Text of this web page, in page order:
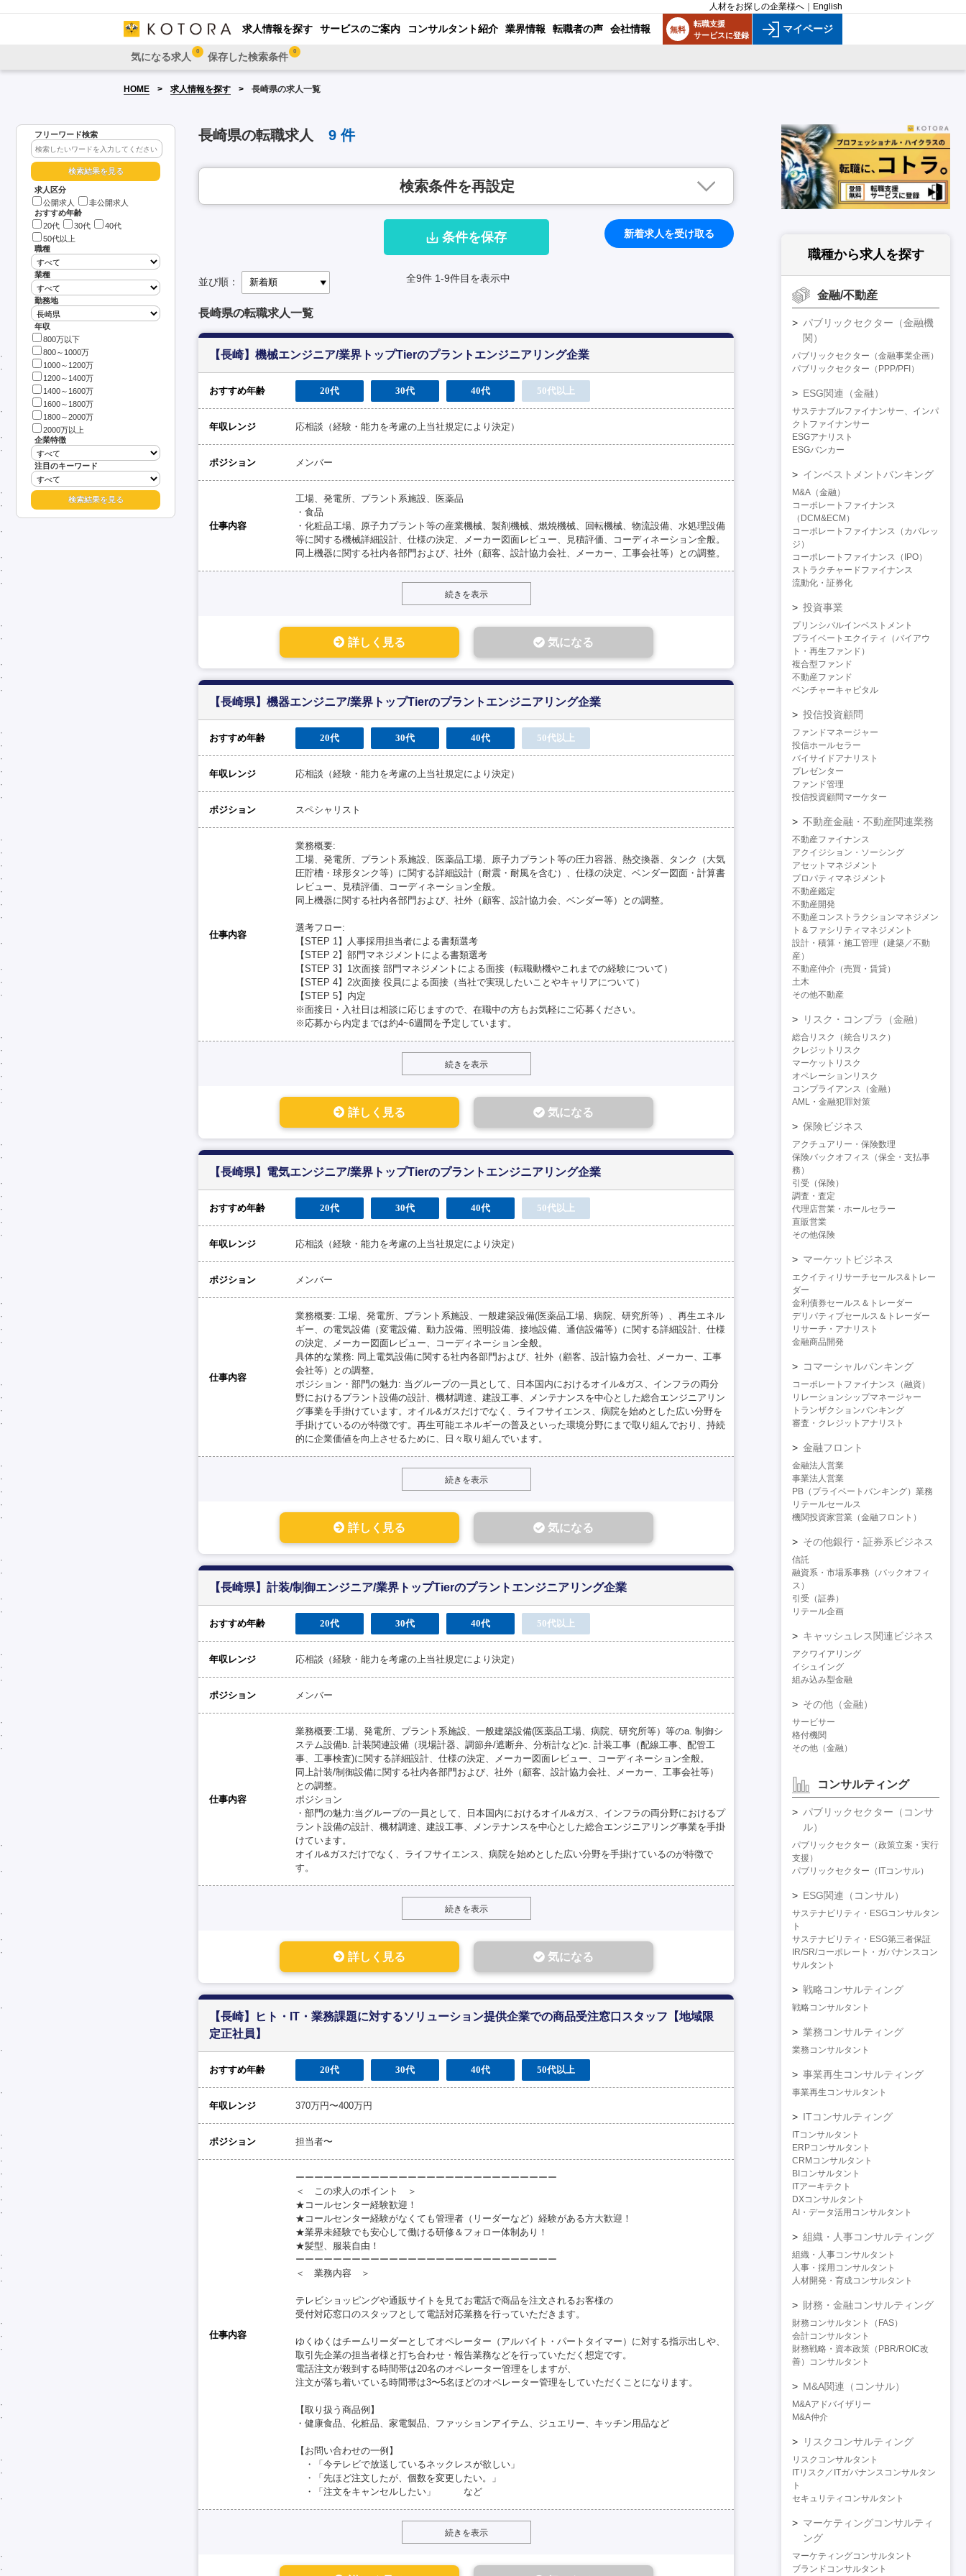
人材をお探しの企業様へ English
求人情報を探す サービスのご案内 コンサルタント紹介 業界情報 転職者の声 会社情報 無料
転職支援
サービスに登録
マイページ
気になる求人 0 保存した検索条件 0
HOME 求人情報を探す 長崎県の求人一覧
フリーワード検索
求人区分
公開求人
非公開求人
おすすめ年齢
20代
30代
40代
50代以上
職種
業種
勤務地
年収
800万以下
800～1000万
1000～1200万
1200～1400万
1400～1600万
1600～1800万
1800～2000万
2000万以上
企業特徴
注目のキーワード
長崎県の転職求人 9件
検索条件を再設定
条件を保存 新着求人を受け取る
並び順： 全9件 1-9件目を表示中
長崎県の転職求人一覧
【長崎】機械エンジニア/業界トップTierのプラントエンジニアリング企業
おすすめ年齢 20代 30代 40代 50代以上
年収レンジ 応相談（経験・能力を考慮の上当社規定により決定）
ポジション メンバー
仕事内容
工場、発電所、プラント系施設、医薬品
・食品
・化粧品工場、原子力プラント等の産業機械、製剤機械、燃焼機械、回転機械、物流設備、水処理設備
等に関する機械詳細設計、仕様の決定、メーカー図面レビュー、見積評価、コーディネーション全般。
同上機器に関する社内各部門および、社外（顧客、設計協力会社、メーカー、工事会社等）との調整。
続きを表示
詳しく見る 気になる
【長崎県】機器エンジニア/業界トップTierのプラントエンジニアリング企業
おすすめ年齢 20代 30代 40代 50代以上
年収レンジ 応相談（経験・能力を考慮の上当社規定により決定）
ポジション スペシャリスト
仕事内容
業務概要:
工場、発電所、プラント系施設、医薬品工場、原子力プラント等の圧力容器、熱交換器、タンク（大気
圧貯槽・球形タンク等）に関する詳細設計（耐震・耐風を含む）、仕様の決定、ベンダー図面・計算書
レビュー、見積評価、コーディネーション全般。
同上機器に関する社内各部門および、社外（顧客、設計協力会、ベンダー等）との調整。
選考フロー:
【STEP 1】人事採用担当者による書類選考
【STEP 2】部門マネジメントによる書類選考
【STEP 3】1次面接 部門マネジメントによる面接（転職動機やこれまでの経験について）
【STEP 4】2次面接 役員による面接（当社で実現したいことやキャリアについて）
【STEP 5】内定
※面接日・入社日は相談に応じますので、在職中の方もお気軽にご応募ください。
※応募から内定までは約4~6週間を予定しています。
続きを表示
詳しく見る 気になる
【長崎県】電気エンジニア/業界トップTierのプラントエンジニアリング企業
おすすめ年齢 20代 30代 40代 50代以上
年収レンジ 応相談（経験・能力を考慮の上当社規定により決定）
ポジション メンバー
仕事内容
業務概要: 工場、発電所、プラント系施設、一般建築設備(医薬品工場、病院、研究所等）、再生エネル
ギー、の電気設備（変電設備、動力設備、照明設備、接地設備、通信設備等）に関する詳細設計、仕様
の決定、メーカー図面レビュー、コーディネーション全般。
具体的な業務: 同上電気設備に関する社内各部門および、社外（顧客、設計協力会社、メーカー、工事
会社等）との調整。
ポジション・部門の魅力: 当グループの一員として、日本国内におけるオイル&ガス、インフラの両分
野におけるプラント設備の設計、機材調達、建設工事、メンテナンスを中心とした総合エンジニアリン
グ事業を手掛けています。オイル&ガスだけでなく、ライフサイエンス、病院を始めとした広い分野を
手掛けているのが特徴です。再生可能エネルギーの普及といった環境分野にまで取り組んでおり、持続
的に企業価値を向上させるために、日々取り組んでいます。
続きを表示
詳しく見る 気になる
【長崎県】計装/制御エンジニア/業界トップTierのプラントエンジニアリング企業
おすすめ年齢 20代 30代 40代 50代以上
年収レンジ 応相談（経験・能力を考慮の上当社規定により決定）
ポジション メンバー
仕事内容
業務概要:工場、発電所、プラント系施設、一般建築設備(医薬品工場、病院、研究所等）等のa. 制御シ
ステム設備b. 計装関連設備（現場計器、調節弁/遮断弁、分析計など)c. 計装工事（配線工事、配管工
事、工事検査)に関する詳細設計、仕様の決定、メーカー図面レビュー、コーディネーション全般。
同上計装/制御設備に関する社内各部門および、社外（顧客、設計協力会社、メーカー、工事会社等）
との調整。
ポジション
・部門の魅力:当グループの一員として、日本国内におけるオイル&ガス、インフラの両分野におけるプ
ラント設備の設計、機材調達、建設工事、メンテナンスを中心とした総合エンジニアリング事業を手掛
けています。
オイル&ガスだけでなく、ライフサイエンス、病院を始めとした広い分野を手掛けているのが特徴で
す。
続きを表示
詳しく見る 気になる
【長崎】ヒト・IT・業務課題に対するソリューション提供企業での商品受注窓口スタッフ【地域限
定正社員】
おすすめ年齢 20代 30代 40代 50代以上
年収レンジ 370万円〜400万円
ポジション 担当者〜
仕事内容
ーーーーーーーーーーーーーーーーーーーーーーーーーーーー
＜ この求人のポイント ＞
★コールセンター経験歓迎！
★コールセンター経験がなくても管理者（リーダーなど）経験がある方大歓迎！
★業界未経験でも安心して働ける研修＆フォロー体制あり！
★髪型、服装自由！
ーーーーーーーーーーーーーーーーーーーーーーーーーーーー
＜ 業務内容 ＞
テレビショッピングや通販サイトを見てお電話で商品を注文されるお客様の
受付対応窓口のスタッフとして電話対応業務を行っていただきます。
ゆくゆくはチームリーダーとしてオペレーター（アルバイト・パートタイマー）に対する指示出しや、
取引先企業の担当者様と打ち合わせ・報告業務などを行っていただく想定です。
電話注文が殺到する時間帯は20名のオペレーター管理をしますが、
注文が落ち着いている時間帯は3〜5名ほどのオペレーター管理をしていただくことになります。
【取り扱う商品例】
・健康食品、化粧品、家電製品、ファッションアイテム、ジュエリー、キッチン用品など
【お問い合わせの一例】
・「今テレビで放送しているネックレスが欲しい」
・「先ほど注文したが、個数を変更したい。」
・「注文をキャンセルしたい」 など
続きを表示
職種から求人を探す
金融/不動産
パブリックセクター（金融機
関）
パブリックセクター（金融事業企画）
パブリックセクター（PPP/PFI）
ESG関連（金融）
サステナブルファイナンサー、インパ
クトファイナンサー
ESGアナリスト
ESGバンカー
インベストメントバンキング
M&A（金融）
コーポレートファイナンス
（DCM&ECM）
コーポレートファイナンス（カバレッ
ジ）
コーポレートファイナンス（IPO）
ストラクチャードファイナンス
流動化・証券化
投資事業
プリンシパルインベストメント
プライベートエクイティ（バイアウ
ト・再生ファンド）
複合型ファンド
不動産ファンド
ベンチャーキャピタル
投信投資顧問
ファンドマネージャー
投信ホールセラー
バイサイドアナリスト
プレゼンター
ファンド管理
投信投資顧問マーケター
不動産金融・不動産関連業務
不動産ファイナンス
アクイジション・ソーシング
アセットマネジメント
プロパティマネジメント
不動産鑑定
不動産開発
不動産コンストラクションマネジメン
ト＆ファシリティマネジメント
設計・積算・施工管理（建築／不動
産）
不動産仲介（売買・賃貸）
土木
その他不動産
リスク・コンプラ（金融）
総合リスク（統合リスク）
クレジットリスク
マーケットリスク
オペレーションリスク
コンプライアンス（金融）
AML・金融犯罪対策
保険ビジネス
アクチュアリー・保険数理
保険バックオフィス（保全・支払事
務）
引受（保険）
調査・査定
代理店営業・ホールセラー
直販営業
その他保険
マーケットビジネス
エクイティリサーチセールス&トレー
ダー
金利債券セールス＆トレーダー
デリバティブセールス＆トレーダー
リサーチ・アナリスト
金融商品開発
コマーシャルバンキング
コーポレートファイナンス（融資）
リレーションシップマネージャー
トランザクションバンキング
審査・クレジットアナリスト
金融フロント
金融法人営業
事業法人営業
PB（プライベートバンキング）業務
リテールセールス
機関投資家営業（金融フロント）
その他銀行・証券系ビジネス
信託
融資系・市場系事務（バックオフィ
ス）
引受（証券）
リテール企画
キャッシュレス関連ビジネス
アクワイアリング
イシュイング
組み込み型金融
その他（金融）
サービサー
格付機関
その他（金融）
コンサルティング
パブリックセクター（コンサ
ル）
パブリックセクター（政策立案・実行
支援）
パブリックセクター（ITコンサル）
ESG関連（コンサル）
サステナビリティ・ESGコンサルタン
ト
サステナビリティ・ESG第三者保証
IR/SR/コーポレート・ガバナンスコン
サルタント
戦略コンサルティング
戦略コンサルタント
業務コンサルティング
業務コンサルタント
事業再生コンサルティング
事業再生コンサルタント
ITコンサルティング
ITコンサルタント
ERPコンサルタント
CRMコンサルタント
BIコンサルタント
ITアーキテクト
DXコンサルタント
AI・データ活用コンサルタント
組織・人事コンサルティング
組織・人事コンサルタント
人事・採用コンサルタント
人材開発・育成コンサルタント
財務・金融コンサルティング
財務コンサルタント（FAS）
会計コンサルタント
財務戦略・資本政策（PBR/ROIC改
善）コンサルタント
M&A関連（コンサル）
M&Aアドバイザリー
M&A仲介
リスクコンサルティング
リスクコンサルタント
ITリスク／ITガバナンスコンサルタン
ト
セキュリティコンサルタント
マーケティングコンサルティ
ング
マーケティングコンサルタント
ブランドコンサルタント